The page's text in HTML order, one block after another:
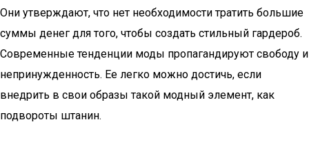
Они утверждают, что нет необходимости тратить большие
суммы денег для того, чтобы создать стильный гардероб.
Современные тенденции моды пропагандируют свободу и
непринужденность. Ее легко можно достичь, если
внедрить в свои образы такой модный элемент, как
подвороты штанин.